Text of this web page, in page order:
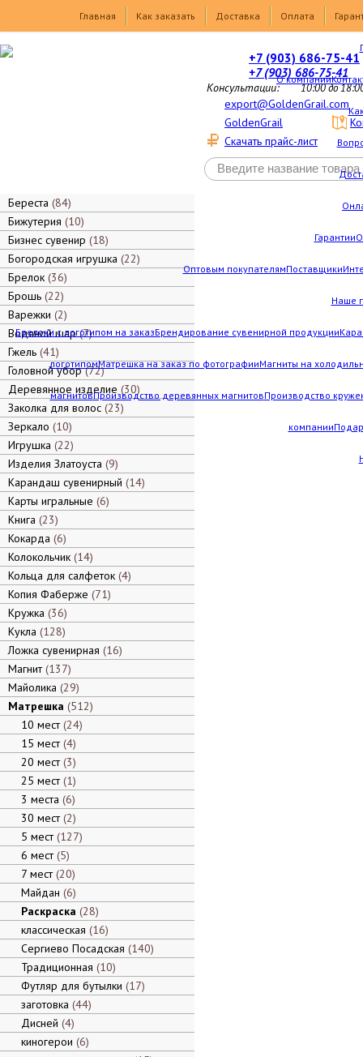
Главная
Как заказать Доставка Оплата
О компании
Гарантии
Оптовым покупателямПоставщики
Наше
Брелоки с логотипом на заказБрендирование сувенирной продукции
логотипомМатрешка на заказ по фотографииМагниты на
магнитовПроизводство деревянных магнитовПроизводство
компании
+7 (903) 686-75-41
+7 (903) 686-75-41
Консультации: 10:00 до
export@GoldenGrail.com
GoldenGrail
Скачать прайс-лист
Береста 84
Бижутерия 10
Бизнес сувенир 18
Богородская игрушка 22
Брелок 36
Брошь 22
Варежки 2
Водяной шар 7
Гжель 41
Головной убор 72
Деревянное изделие 30
Заколка для волос 23
Зеркало 10
Игрушка 22
Изделия Златоуста 9
Карандаш сувенирный 14
Карты игральные 6
Книга 23
Кокарда 6
Колокольчик 14
Кольца для салфеток 4
Копия Фаберже 71
Кружка 36
Кукла 128
Ложка сувенирная 16
Магнит 137
Майолика 29
Матрешка 512
10 мест 24
15 мест 4
20 мест 3
25 мест 1
3 места 6
30 мест 2
5 мест 127
6 мест 5
7 мест 20
Майдан 6
Раскраска 28
классическая 16
Сергиево Посадская 140
Традиционная 10
Футляр для бутылки 17
заготовка 44
Дисней 4
киногерои 6